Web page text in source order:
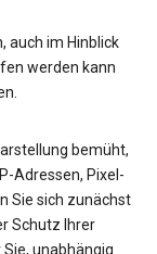
auch im Hinblick
werden kann
bemüht,
Adressen, Pixel-
Sie sich zunächst
Schutz Ihrer
unabhängig